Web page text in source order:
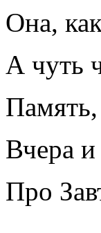
Она,
А чуть
Память,
Вчера
Про